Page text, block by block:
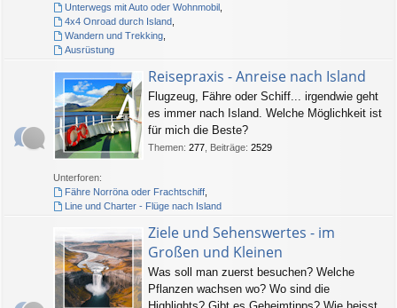
Unterwegs mit Auto oder Wohnmobil,
4x4 Onroad durch Island,
Wandern und Trekking,
Ausrüstung
Reisepraxis - Anreise nach Island
Flugzeug, Fähre oder Schiff... irgendwie geht
es immer nach Island. Welche Möglichkeit ist
für mich die Beste?
Themen: 277 Beiträge: 2529
Unterforen:
Fähre Norröna oder Frachtschiff,
Line und Charter - Flüge nach Island
Ziele und Sehenswertes - im
Großen und Kleinen
Was soll man zuerst besuchen? Welche
Pflanzen wachsen wo? Wo sind die